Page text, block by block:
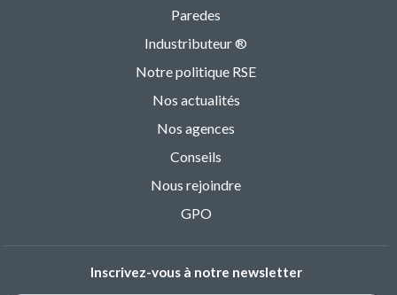
Paredes
Industributeur ®
Notre politique RSE
Nos actualités
Nos agences
Conseils
Nous rejoindre
GPO
Inscrivez-vous à notre newsletter